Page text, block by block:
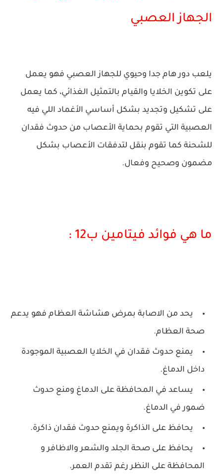
الجهاز العصبي
يلعب دور هام جدا وحيوي للجهاز العصبي فهو يعمل
على تكوين الخلايا والقيام بالتمثيل الغذائي، كما يعمل
على تشكيل وتجديد بشكل أساسي الأغماد اللي فيه
العصبية التي تقوم بحماية الأعصاب من حدوث فقدان
للشحنة كما تقوم بنقل لتدفقات الأعصاب بشكل
مضمون وصحيح وفعال.
ما هي فوائد فيتامين ب12 :
يحد من الاصابة بمرض هشاشة العظام فهو يدعم
صحة العظام.
يمنع حدوث فقدان في الخلايا العصبية الموجودة
داخل الدماغ.
يساعد في المحافظة على الدماغ ومنع حدوث
ضمور في الدماغ.
يحافظ على الذاكرة ويمنع حدوث فقدان ذاكرة.
يحافظ على صحة الجلد والشعر والاظافر و
المحافظة على النظر رغم تقدم العمر.